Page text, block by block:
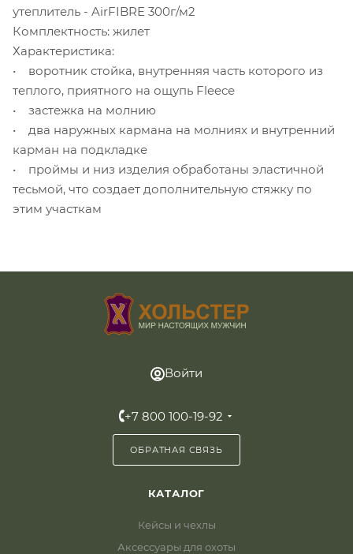
утеплитель - AirFIBRE 300г/м2
Комплектность: жилет
Характеристика:
• воротник стойка, внутренняя часть которого из
теплого, приятного на ощупь Fleece
• застежка на молнию
• два наружных кармана на молниях и внутренний
карман на подкладке
• проймы и низ изделия обработаны эластичной
тесьмой, что создает дополнительную стяжку по
этим участкам
Войти
+7 800 100-19-92
ОБРАТНАЯ СВЯЗЬ
КАТАЛОГ
Кейсы и чехлы
Аксессуары для охоты